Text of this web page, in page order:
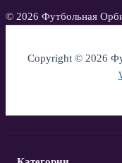
© 2026 Футбольная
Copyright © 2026